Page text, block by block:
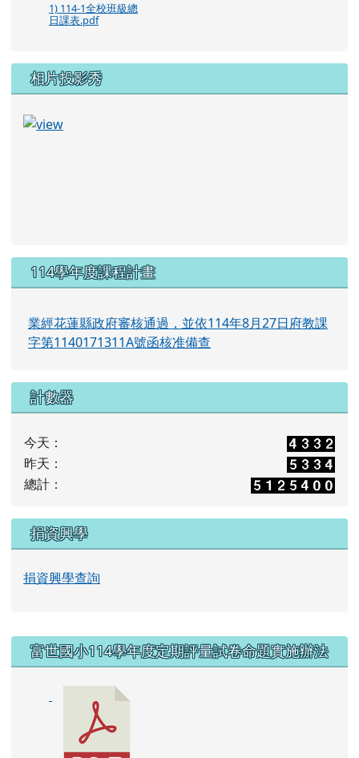
1) 114-1全校班級總
日課表.pdf
相片投影秀
114學年度課程計畫
業經花蓮縣政府審核通過，並依114年8月27日府教課
字第1140171311A號函核准備查
計數器
今天：
昨天：
總計：
捐資興學
捐資興學查詢
右邊區域內容
富世國小114學年度定期評量試卷命題實施辦法